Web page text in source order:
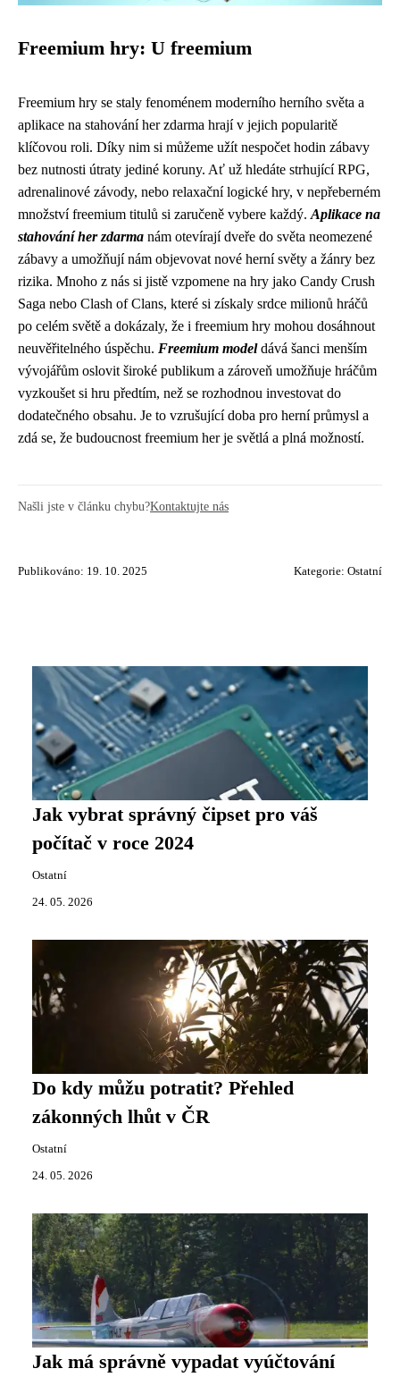
Freemium hry: U freemium
Freemium hry se staly fenoménem moderního herního světa a
aplikace na stahování her zdarma hrají v jejich popularitě
klíčovou roli. Díky nim si můžeme užít nespočet hodin zábavy
bez nutnosti útraty jediné koruny. Ať už hledáte strhující RPG,
adrenalinové závody, nebo relaxační logické hry, v nepřeberném
množství freemium titulů si zaručeně vybere každý. Aplikace na
stahování her zdarma nám otevírají dveře do světa neomezené
zábavy a umožňují nám objevovat nové herní světy a žánry bez
rizika. Mnoho z nás si jistě vzpomene na hry jako Candy Crush
Saga nebo Clash of Clans, které si získaly srdce milionů hráčů
po celém světě a dokázaly, že i freemium hry mohou dosáhnout
neuvěřitelného úspěchu. Freemium modeldává šanci menším
vývojářům oslovit široké publikum a zároveň umožňuje hráčům
vyzkoušet si hru předtím, než se rozhodnou investovat do
dodatečného obsahu. Je to vzrušující doba pro herní průmysl a
zdá se, že budoucnost freemium her je světlá a plná možností.
Našli jste v článku chybu?Kontaktujte nás
Publikováno: 19. 10. 2025 Kategorie: Ostatní
Jak vybrat správný čipset pro váš
počítač v roce 2024
Ostatní
24. 05. 2026
Do kdy můžu potratit? Přehled
zákonných lhůt v ČR
Ostatní
24. 05. 2026
Jak má správně vypadat vyúčtování